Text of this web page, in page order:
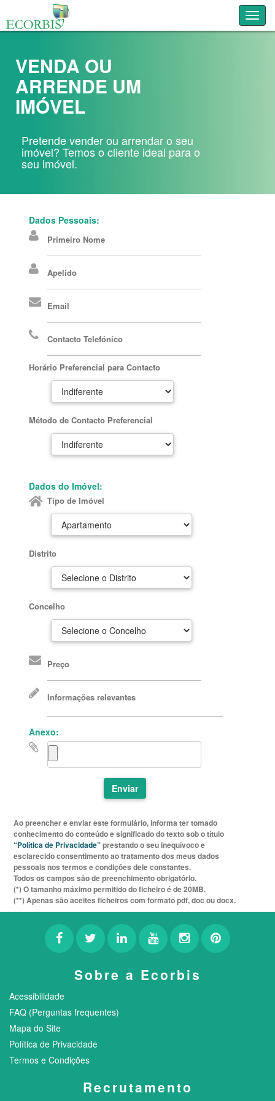
VENDA OU
ARRENDE UM
IMÓVEL
Pretende vender ou arrendar o seu
imóvel? Temos o cliente ideal para o
seu imóvel.
Dados Pessoais:
Primeiro Nome
Apelido
Email
Contacto Telefónico
Horário Preferencial para Contacto
Método de Contacto Preferencial
Dados do Imóvel:
Tipo de Imóvel
Distrito
Concelho
Preço
Informações relevantes
Anexo:
Enviar
Ao preencher e enviar este formulário, informa ter tomado
conhecimento do conteúdo e significado do texto sob o título
“Política de Privacidade”prestando o seu inequívoco e
esclarecido consentimento ao tratamento dos meus dados
pessoais nos termos e condições dele constantes.
Todos os campos são de preenchimento obrigatório.
(*) O tamanho máximo permitido do ficheiro é de 20MB.
(**) Apenas são aceites ficheiros com formato pdf, doc ou docx.
Sobre a Ecorbis
Acessibilidade
FAQ (Perguntas frequentes)
Mapa do Site
Política de Privacidade
Termos e Condições
Recrutamento